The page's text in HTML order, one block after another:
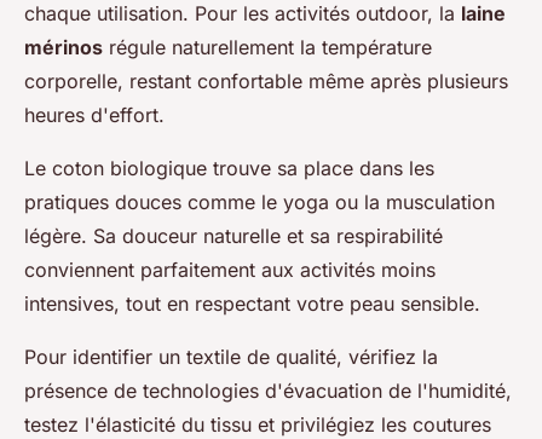
chaque utilisation. Pour les activités outdoor, la laine
mérinos régule naturellement la température
corporelle, restant confortable même après plusieurs
heures d'effort.
Le coton biologique trouve sa place dans les
pratiques douces comme le yoga ou la musculation
légère. Sa douceur naturelle et sa respirabilité
conviennent parfaitement aux activités moins
intensives, tout en respectant votre peau sensible.
Pour identifier un textile de qualité, vérifiez la
présence de technologies d'évacuation de l'humidité,
testez l'élasticité du tissu et privilégiez les coutures